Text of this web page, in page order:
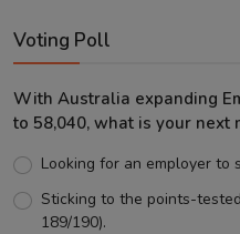
Voting Poll
With Australia expanding
to 58,040, what is your next
Looking for an employer to
Sticking to the points-
189/190).